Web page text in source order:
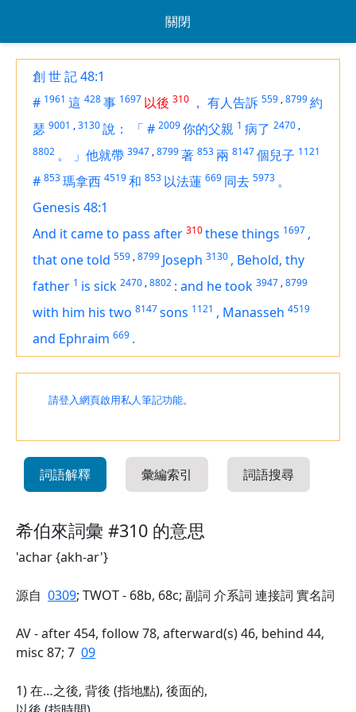
關閉
創 世 記 48:1
# 1961 這 428事 1697 以後 310 ， 有人告訴 559 ,8799約
瑟 9001 ,3130說： 「 # 2009你的父親 1 病了 2470 ,
8802 。 」他就帶 3947 ,8799著 853 兩 8147個兒子 1121
# 853瑪拿西 4519和 853 以法蓮 669 同去 5973 。
Genesis 48:1
And it came to pass after 310these things 1697 ,
thatonetold 559 ,8799 Joseph 3130 , Behold, thy
father 1 is sick 2470 ,8802 : and he took 3947 ,8799
with him his two 8147sons 1121 , Manasseh 4519
and Ephraim 669 .
請登入網頁啟用私人筆記功能。
詞語解釋 彙編索引 詞語搜尋
希伯來詞彙 #310 的意思
'achar {akh-ar'}
源自 0309; TWOT - 68b, 68c; 副詞 介系詞 連接詞 實名詞
AV - after 454, follow 78, afterward(s) 46, behind 44,
misc 87; 7 09
1) 在…之後, 背後 (指地點), 後面的,